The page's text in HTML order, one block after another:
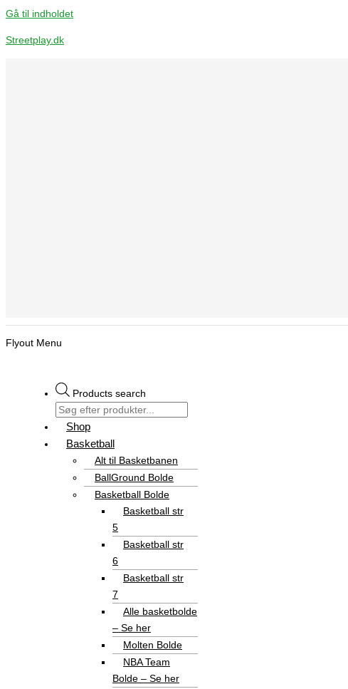
Gå til indholdet
Streetplay.dk
Flyout Menu
Products search
Shop
Basketball
Alt til Basketbanen
BallGround Bolde
Basketball Bolde
Basketball str
5
Basketball str
6
Basketball str
7
Alle basketbolde
– Se her
Molten Bolde
NBA Team
Bolde – Se her